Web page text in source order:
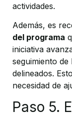
actividades.
Además, es
del programa
iniciativa
seguimiento
delineados.
necesidad de
Paso 5.